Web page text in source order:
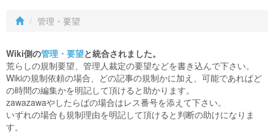
管理・要望
Wiki側の管理・要望と統合されました。
荒らしの規制要望、管理人裁定の要望などを書き込んで下さい。
Wikiの規制依頼の場合、どの記事の規制かに加え、可能であればど
の時間の編集かを明記して頂けると助かります。
zawazawaやしたらばの場合はレス番号を添えて下さい。
いずれの場合も規制理由を明記して頂けると判断の助けになりま
す。